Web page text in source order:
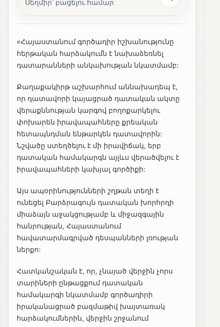
Սեղմիր՝ բացելու համար
«Հայաստանում գործադիր իշխանությունը
հերթական հարձակումն է նախաձեռնել
դատարանների անկախության նկատմամբ:
Քաղաքակիրթ աշխարհում աննախադեպ է,
որ դատավորի կայացրած դատական ակտը
վերաքննության կարգով բողոքարկելու
փոխարեն իրավապահները քրեական
հետապնդման ենթարկեն դատավորին:
Նշվածը ստեղծելու է մի իրավիճակ, երբ
դատական համակարգն այլևս վերածվելու է
իրավապահների կախյալ գործիքի:
Այս ապօրինությունների շղթան տեղի է
ունեցել Բարձրագույն դատական խորհրդի
միաձայն աջակցությամբ և միջազգային
հանրության, Հայաստանում
հավատարմագրված դեսպանների լռության
ներքո:
Հատկանշական է, որ, չնայած վերջին չորս
տարիների ընթացքում դատական
համակարգի նկատմամբ գործադիրի
իրականացրած բազմաթիվ խայտառակ
հարձակումներին, վերջին շրջանում